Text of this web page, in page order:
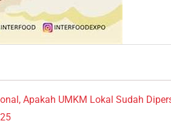
Apakah UMKM Lokal Sudah